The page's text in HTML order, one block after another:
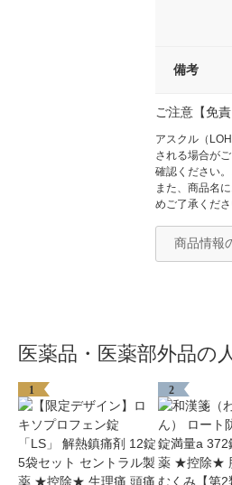
備考
ご注意【免責
アスクル（
される場合が
確認ください
また、商品名
めご了承くださ
商品情報
医薬品・医薬部外品の
1 2